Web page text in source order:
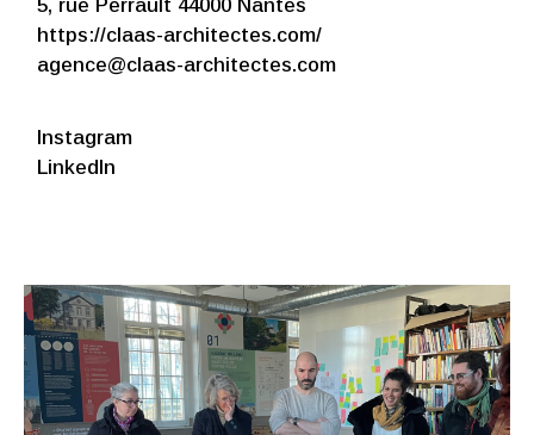
5, rue Perrault 44000 Nantes
https://claas-architectes.com/
agence@claas-architectes.com
Instagram
LinkedIn